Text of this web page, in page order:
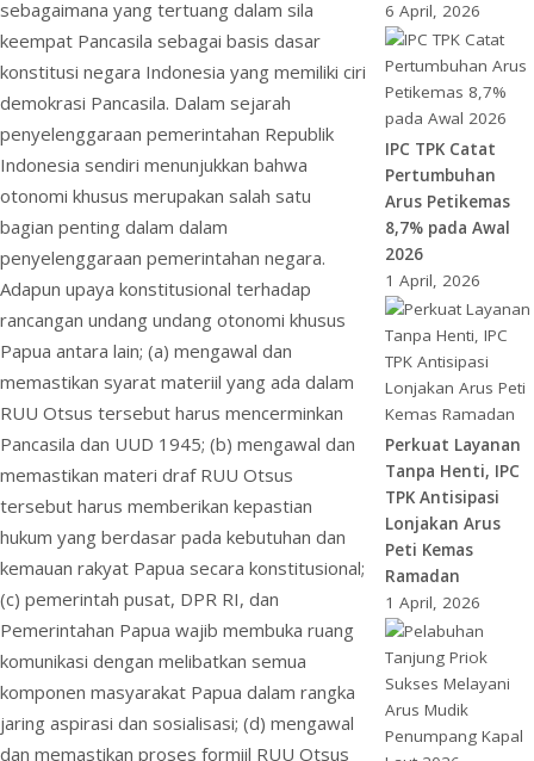
sebagaimana yang tertuang dalam sila
keempat Pancasila sebagai basis dasar
konstitusi negara Indonesia yang memiliki ciri
demokrasi Pancasila. Dalam sejarah
penyelenggaraan pemerintahan Republik
Indonesia sendiri menunjukkan bahwa
otonomi khusus merupakan salah satu
bagian penting dalam dalam
penyelenggaraan pemerintahan negara.
Adapun upaya konstitusional terhadap
rancangan undang undang otonomi khusus
Papua antara lain; (a) mengawal dan
memastikan syarat materiil yang ada dalam
RUU Otsus tersebut harus mencerminkan
Pancasila dan UUD 1945; (b) mengawal dan
memastikan materi draf RUU Otsus
tersebut harus memberikan kepastian
hukum yang berdasar pada kebutuhan dan
kemauan rakyat Papua secara konstitusional;
(c) pemerintah pusat, DPR RI, dan
Pemerintahan Papua wajib membuka ruang
komunikasi dengan melibatkan semua
komponen masyarakat Papua dalam rangka
jaring aspirasi dan sosialisasi; (d) mengawal
dan memastikan proses formiil RUU Otsus
6 April, 2026
IPC TPK Catat
Pertumbuhan
Arus Petikemas
8,7% pada Awal
2026
1 April, 2026
Perkuat Layanan
Tanpa Henti, IPC
TPK Antisipasi
Lonjakan Arus
Peti Kemas
Ramadan
1 April, 2026